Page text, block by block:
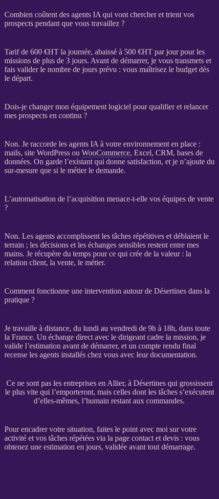
Combien coûtent des agents IA qui vont chercher et trient vos
prospects pendant que vous travaillez ?
Tarif de 600 €HTla journée, abaissé à 500 €HTpar jour pour les
missionsde plus de 3 jours. Avant de démarrer, je vous transmets et
fais valider le nombre de jours prévu : vous maîtrisez le budget dès
le départ.
Dois-je changer mon équipement logiciel pour qualifier et relancer
mes prospects en continu ?
Non. Je raccorde les agents IA à votre environnement en place :
mails, site WordPressou WooCommerce, Excel, CRM, bases de
données. On garde l’existant qui donne satisfaction, et je n’ajoute du
sur-mesure que si le métier le demande.
L’automatisation de l’acquisition menace-t-elle vos équipes de vente
?
Non. Les agentsaccomplissent les tâches répétitives et déblaient le
terrain ; les décisions et les échanges sensibles restent entre mes
mains. Je récupère du temps pour ce qui crée de la valeur : la
relation client, la vente, le métier.
Comment fonctionne une intervention autour de Désertines dans la
pratique ?
Je travaille à distance, du lundi au vendredi de 9h à 18h, dans toute
la France. Un échange direct avec le dirigeant cadre la mission, je
valide l’estimation avant de démarrer, et un compte rendu final
recense les agentsinstallés chez vous avec leur documentation.
Ce ne sont pas les entreprises en Allier, à Désertines qui grossissent
le plus vite qui l’emporteront, mais celles dont les tâches s’exécutent
d’elles-mêmes, l’humain restant aux commandes.
Pour encadrer votre situation, faites le point avec moi sur votre
activité et vos tâches répétées via la page contact et devis: vous
obtenez une estimation en jours, validée avant tout démarrage.